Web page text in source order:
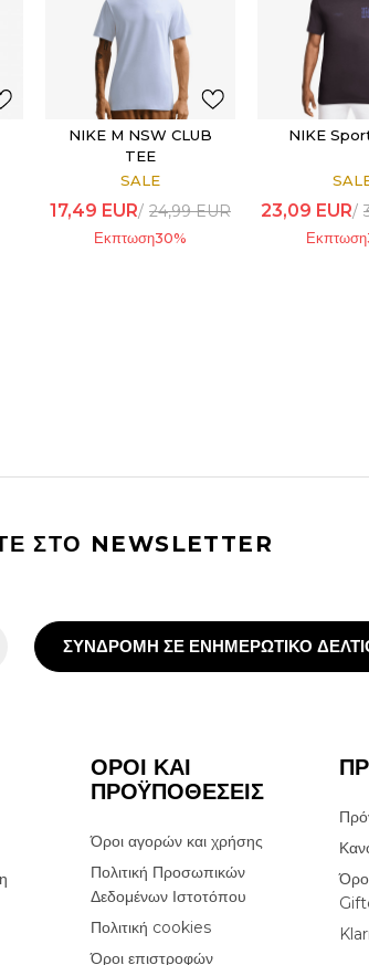
NIKE M NSW CLUB
TEE
SALE
17,49 EUR 24,99EUR
Εκπτωση30%
NIKE
23,09 EUR
Εκπτωση
ΣΤΟ NEWSLETTER
ΣΥΝΔΡΟΜΗ ΣΕ ΕΝΗΜΕΡΩΤΙΚΟ
ΟΡΟΙ ΚΑΙ
ΠΡΟΫΠΟΘΕΣΕΙΣ
Όροι αγορών και χρήσης
Πολιτική Προσωπικών
Δεδομένων Ιστοτόπου
Πολιτική cookies
Όροι επιστροφών